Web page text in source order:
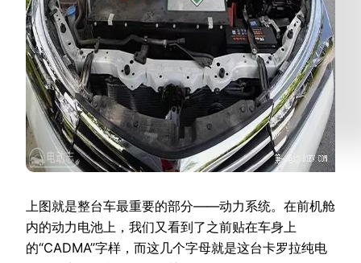
上图就是整台车最重要的部分——动力系统。在前机舱
内的动力电池上，我们又看到了之前贴在车身上
的“CADMA”字样，而这几个字母就是这台卡罗拉纯电